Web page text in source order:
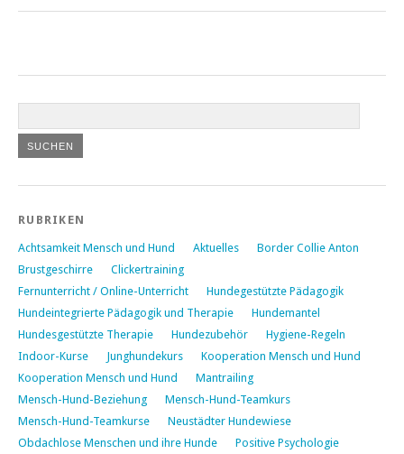
RUBRIKEN
Achtsamkeit Mensch und Hund Aktuelles
Border Collie Anton
Brustgeschirre
Clickertraining
Fernunterricht / Online-Unterricht
Hundegestützte Pädagogik
Hundeintegrierte Pädagogik und Therapie
Hundemantel
Hundesgestützte Therapie
Hundezubehör
Hygiene-Regeln
Indoor-Kurse
Junghundekurs
Kooperation Mensch und Hund
Kooperation Mensch und Hund
Mantrailing
Mensch-Hund-Beziehung
Mensch-Hund-Teamkurs
Mensch-Hund-Teamkurse
Neustädter Hundewiese
Obdachlose Menschen und ihre Hunde
Positive Psychologie